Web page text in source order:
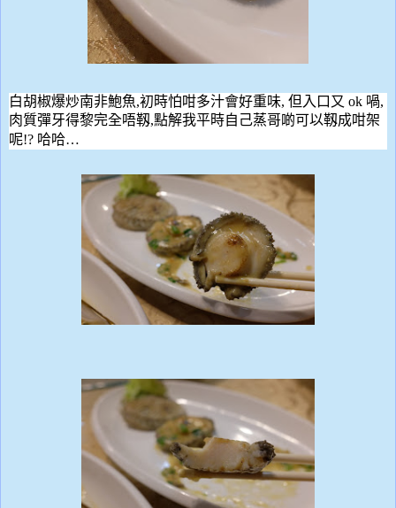
白胡椒爆炒南非鮑魚,初時怕咁多汁會好重味, 但入口又 ok 喎,
肉質彈牙得黎完全唔靱,點解我平時自己蒸哥啲可以靱成咁架
呢!? 哈哈…